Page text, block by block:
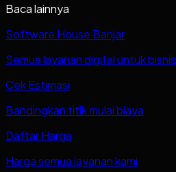
Baca lainnya
Software House Banjar
Semua layanan digital untuk
Cek Estimasi
Bandingkan titik mulai biaya
Daftar Harga
Harga semua layanan kami